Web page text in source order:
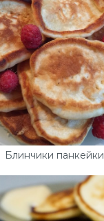
Блинчики панкейки